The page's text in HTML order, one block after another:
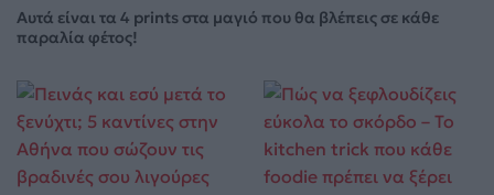
Αυτά είναι τα 4 prints στα μαγιό που θα βλέπεις σε κάθε
παραλία φέτος!